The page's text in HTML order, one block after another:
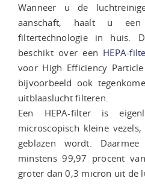
Wanneer u de
aanschaft, haalt u een
filtertechnologie in huis.
beschikt over een HEPA-
voor High Efficiency
bijvoorbeeld ook
uitblaaslucht filteren.
Een HEPA-filter is
microscopisch kleine
geblazen wordt.
minstens 99,97 procent
groter dan 0,3 micron uit de